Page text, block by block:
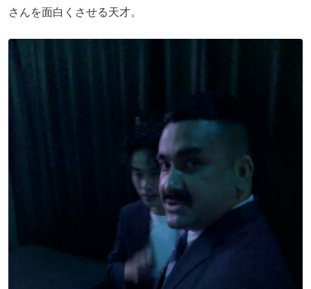
さんを面白くさせる天才。